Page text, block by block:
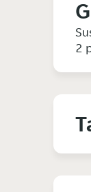
2